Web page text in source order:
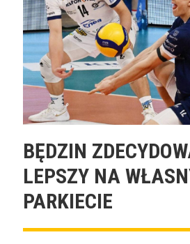
BĘDZIN
LEPSZY NA
PARKIECIE